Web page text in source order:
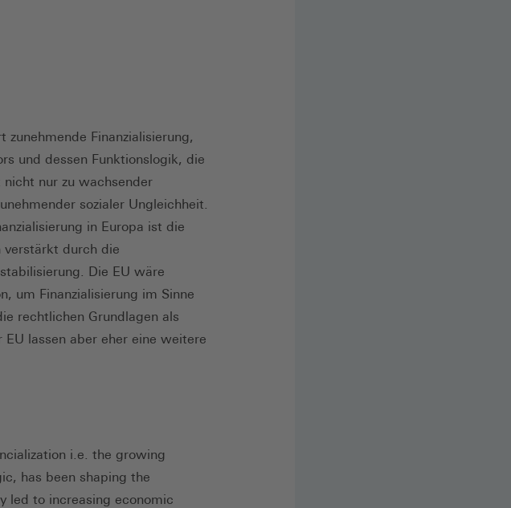
Finanzialisierung,
und dessen Funktionslogik, die
nur zu wachsender
sozialer Ungleichheit.
in Europa ist die
verstärkt durch die
Die EU wäre
um Finanzialisierung im Sinne
rechtlichen Grundlagen als
lassen aber eher eine weitere
i.e. the growing
has been shaping the
led to increasing economic